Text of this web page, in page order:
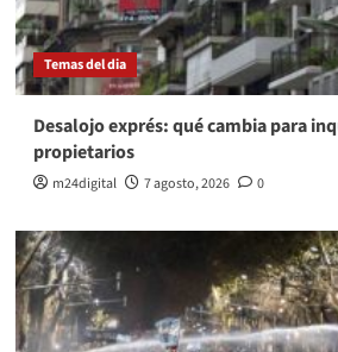
Temas del dia
Desalojo exprés: qué cambia para
propietarios
m24digital 7 agosto, 2026 0